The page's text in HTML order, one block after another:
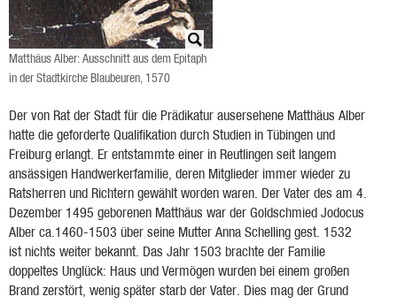
Matthäus Alber: Ausschnitt aus dem Epitaph
in der Stadtkirche Blaubeuren, 1570
Der von Rat der Stadt für die Prädikatur ausersehene Matthäus Alber
hatte die geforderte Qualifikation durch Studien in Tübingen und
Freiburg erlangt. Er entstammte einer in Reutlingen seit langem
ansässigen Handwerkerfamilie, deren Mitglieder immer wieder zu
Ratsherren und Richtern gewählt worden waren. Der Vater des am 4.
Dezember 1495 geborenen Matthäus war der Goldschmied Jodocus
Alber ca.1460-1503 über seine Mutter Anna Schelling gest. 1532
ist nichts weiter bekannt. Das Jahr 1503 brachte der Familie
doppeltes Unglück: Haus und Vermögen wurden bei einem großen
Brand zerstört, wenig später starb der Vater. Dies mag der Grund